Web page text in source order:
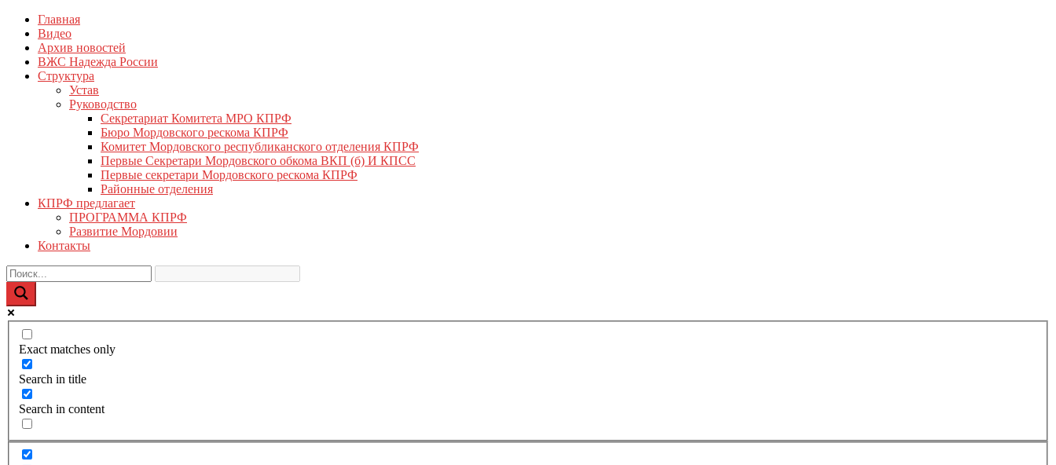
Перейти
содержимому
КПРФ Мордовия
Мордовское Региональное отделение КПРФ
Главная
Видео
Архив новостей
ВЖС Надежда России
Структура
Устав
Руководство
Секретариат Комитета МРО КПРФ
Бюро Мордовского рескома КПРФ
Комитет Мордовского республиканского отделения КПРФ
Первые Секретари Мордовского обкома ВКП (б) И КПСС
Первые секретари Мордовского рескома КПРФ
Районные отделения
КПРФ предлагает
ПРОГРАММА КПРФ
Развитие Мордовии
Контакты
Exact matches only
Search in title
Search in content